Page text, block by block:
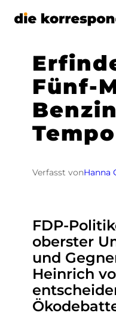
Zum
Fünf-
Verfasst vonHanna
FDP-
oberster
und
Heinrich